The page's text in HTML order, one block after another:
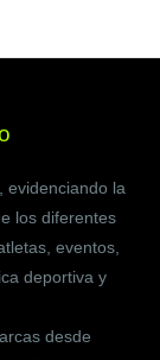
evidenciando la
los diferentes
eventos,
deportiva y
desde